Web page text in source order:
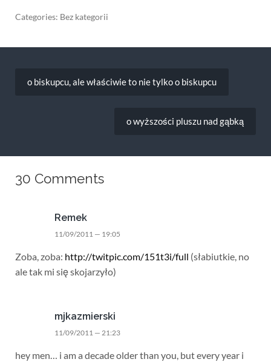
Categories: Bez kategorii
wpisu
o biskupcu, ale właściwie to nie tylko o biskupcu
o wyższości pluszu nad gąbką
30 Comments
Remek
11/09/2011 — 19:05
Zoba, zoba: http://twitpic.com/151t3i/full (słabiutkie, no
ale tak mi się skojarzyło)
mjkazmierski
11/09/2011 — 21:23
hey men… i am a decade older than you, but every year i